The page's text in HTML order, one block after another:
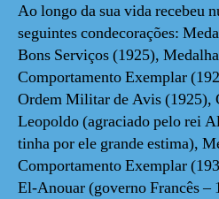
Ao longo da sua vida recebeu
seguintes condecorações:
Bons Serviços (1925),
Comportamento Exemplar
Ordem Militar de Avis (1925),
Leopoldo (agraciado pelo rei
tinha por ele grande estima),
Comportamento Exemplar
El-Anouar (governo Francês –